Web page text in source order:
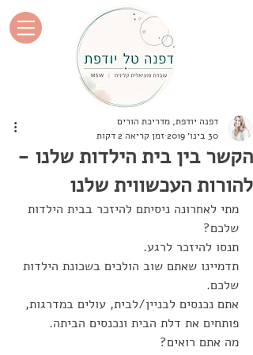
הקשר בין בית הילדות שלנו -
להורות העכשווית שלנו
דפנה יודפת, מדריכת הורים
30 בינו׳ 2019
זמן קריאה 2 דקות
מתי לאחרונה ניסיתם להיזכר בבית הילדות
שלכם?
תנסו להיזכר לרגע.
תדמיינו שאתם שוב הולכים בשכונת הילדות
שלכם.
אתם נכנסים לבניין/לבית, עולים במדרגות,
פותחים את דלת הבית ונכנסים הביתה.
מה אתם רואים?